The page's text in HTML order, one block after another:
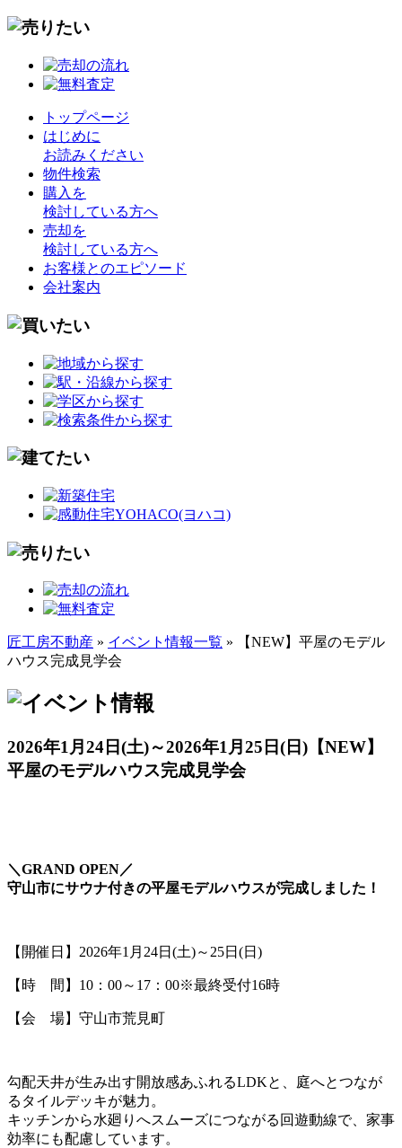
トップページ
はじめに
お読みください
物件検索
購入を
検討している方へ
売却を
検討している方へ
お客様とのエピソード
会社案内
匠工房不動産 » イベント情報一覧 » 【NEW】平屋のモデル
ハウス完成見学会
2026年1月24日(土)～2026年1月25日(日) 【NEW】
平屋のモデルハウス完成見学会
＼GRAND OPEN／
守山市にサウナ付きの平屋モデルハウスが完成しました！
【開催日】2026年1月24日(土)～25日(日)
【時 間】10：00～17：00※最終受付16時
【会 場】守山市荒見町
勾配天井が生み出す開放感あふれるLDKと、庭へとつなが
るタイルデッキが魅力。
キッチンから水廻りへスムーズにつながる回遊動線で、家事
効率にも配慮しています。